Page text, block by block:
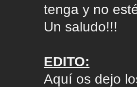
tenga y no
Un saludo!!!
EDITO:
Aquí os dejo